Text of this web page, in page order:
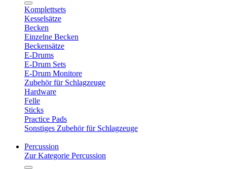
Komplettsets
Kesselsätze
Becken
Einzelne Becken
Beckensätze
E-Drums
E-Drum Sets
E-Drum Monitore
Zubehör für Schlagzeuge
Hardware
Felle
Sticks
Practice Pads
Sonstiges Zubehör für Schlagzeuge
Percussion
Zur Kategorie Percussion